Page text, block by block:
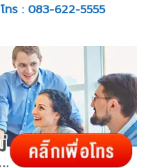
โทร : 083-622-5555